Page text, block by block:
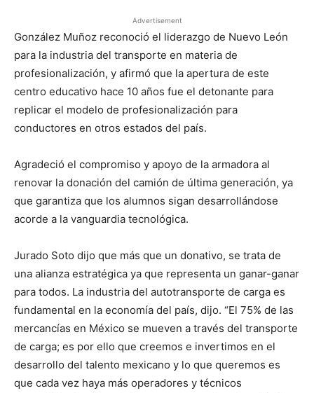
Advertisement
González Muñoz reconoció el liderazgo de Nuevo León
para la industria del transporte en materia de
profesionalización, y afirmó que la apertura de este
centro educativo hace 10 años fue el detonante para
replicar el modelo de profesionalización para
conductores en otros estados del país.
Agradeció el compromiso y apoyo de la armadora al
renovar la donación del camión de última generación, ya
que garantiza que los alumnos sigan desarrollándose
acorde a la vanguardia tecnológica.
Jurado Soto dijo que más que un donativo, se trata de
una alianza estratégica ya que representa un ganar-ganar
para todos. La industria del autotransporte de carga es
fundamental en la economía del país, dijo. “El 75% de las
mercancías en México se mueven a través del transporte
de carga; es por ello que creemos e invertimos en el
desarrollo del talento mexicano y lo que queremos es
que cada vez haya más operadores y técnicos